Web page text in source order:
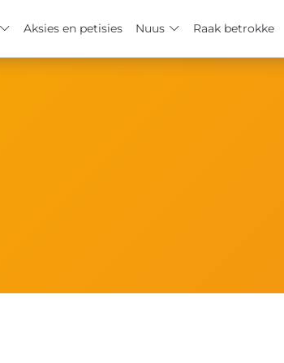
Aksies en petisies Nuus Raak betrokke